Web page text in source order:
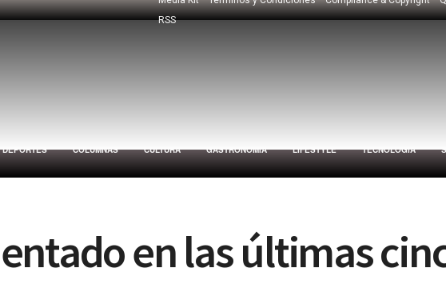
RSS
DEPORTES COLUMNAS CULTURA GASTRONOMÍA LIFESTYLE TECNOLOGÍA
en las últimas